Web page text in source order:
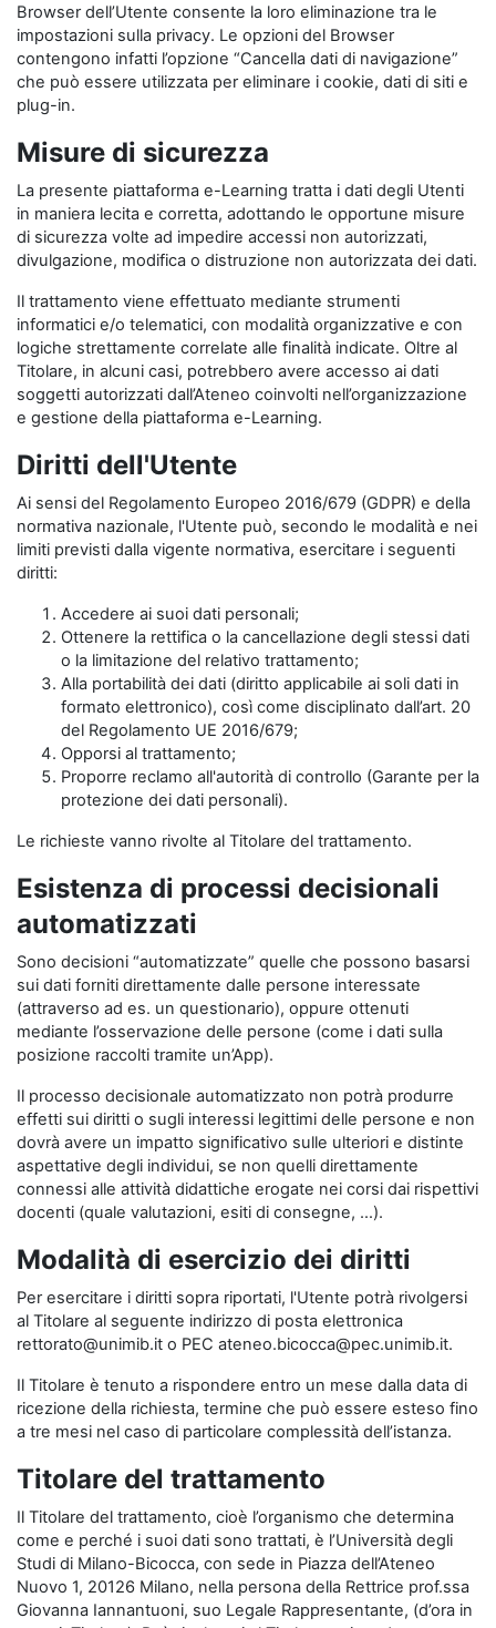
Browser dell’Utente consente la loro eliminazione tra le
impostazioni sulla privacy. Le opzioni del Browser
contengono infatti l’opzione “Cancella dati di navigazione”
che può essere utilizzata per eliminare i cookie, dati di siti e
plug-in.
Misure di sicurezza
La presente piattaforma e-Learning tratta i dati degli Utenti
in maniera lecita e corretta, adottando le opportune misure
di sicurezza volte ad impedire accessi non autorizzati,
divulgazione, modifica o distruzione non autorizzata dei dati.
Il trattamento viene effettuato mediante strumenti
informatici e/o telematici, con modalità organizzative e con
logiche strettamente correlate alle finalità indicate. Oltre al
Titolare, in alcuni casi, potrebbero avere accesso ai dati
soggetti autorizzati dall’Ateneo coinvolti nell’organizzazione
e gestione della piattaforma e-Learning.
Diritti dell'Utente
Ai sensi del Regolamento Europeo 2016/679 (GDPR) e della
normativa nazionale, l'Utente può, secondo le modalità e nei
limiti previsti dalla vigente normativa, esercitare i seguenti
diritti:
Accedere ai suoi dati personali;
Ottenere la rettifica o la cancellazione degli stessi dati
o la limitazione del relativo trattamento;
Alla portabilità dei dati (diritto applicabile ai soli dati in
formato elettronico), così come disciplinato dall’art. 20
del Regolamento UE 2016/679;
Opporsi al trattamento;
Proporre reclamo all'autorità di controllo (Garante per la
protezione dei dati personali).
Le richieste vanno rivolte al Titolare del trattamento.
Esistenza di processi decisionali
automatizzati
Sono decisioni “automatizzate” quelle che possono basarsi
sui dati forniti direttamente dalle persone interessate
(attraverso ad es. un questionario), oppure ottenuti
mediante l’osservazione delle persone (come i dati sulla
posizione raccolti tramite un’App).
Il processo decisionale automatizzato non potrà produrre
effetti sui diritti o sugli interessi legittimi delle persone e non
dovrà avere un impatto significativo sulle ulteriori e distinte
aspettative degli individui, se non quelli direttamente
connessi alle attività didattiche erogate nei corsi dai rispettivi
docenti (quale valutazioni, esiti di consegne, …).
Modalità di esercizio dei diritti
Per esercitare i diritti sopra riportati, l'Utente potrà rivolgersi
al Titolare al seguente indirizzo di posta elettronica
rettorato@unimib.it o PEC ateneo.bicocca@pec.unimib.it.
Il Titolare è tenuto a rispondere entro un mese dalla data di
ricezione della richiesta, termine che può essere esteso fino
a tre mesi nel caso di particolare complessità dell’istanza.
Titolare del trattamento
Il Titolare del trattamento, cioè l’organismo che determina
come e perché i suoi dati sono trattati, è l’Università degli
Studi di Milano-Bicocca, con sede in Piazza dell’Ateneo
Nuovo 1, 20126 Milano, nella persona della Rettrice prof.ssa
Giovanna Iannantuoni, suo Legale Rappresentante, (d’ora in